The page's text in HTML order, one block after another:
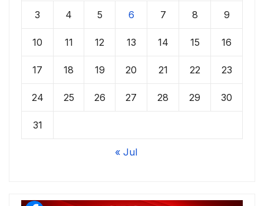
3 4 5 6 7 8 9
10 11 12 13 14 15 16
17 18 19 20 21 22 23
24 25 26 27 28 29 30
31
« Jul